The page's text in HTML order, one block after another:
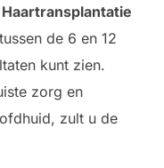
Haartransplantatie
de 6 en 12
kunt zien.
zorg en
zult u de